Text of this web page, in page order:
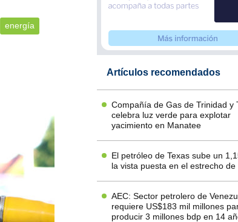
energía
Artículos recomendados
Compañía de Gas de Trinidad y
celebra luz verde para explotar
yacimiento en Manatee
El petróleo de Texas sube un
la vista puesta en el estrecho de
AEC: Sector petrolero de
requiere US$183 mil millones
producir 3 millones bdp en 14